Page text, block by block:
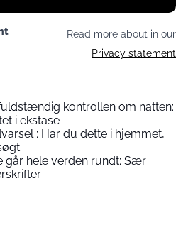
Read more about in our
Privacy statement
kontrollen om natten:
i ekstase
: Har du dette i hjemmet,
går hele verden rundt: Sær